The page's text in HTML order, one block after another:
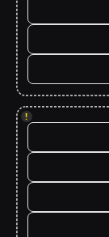
!